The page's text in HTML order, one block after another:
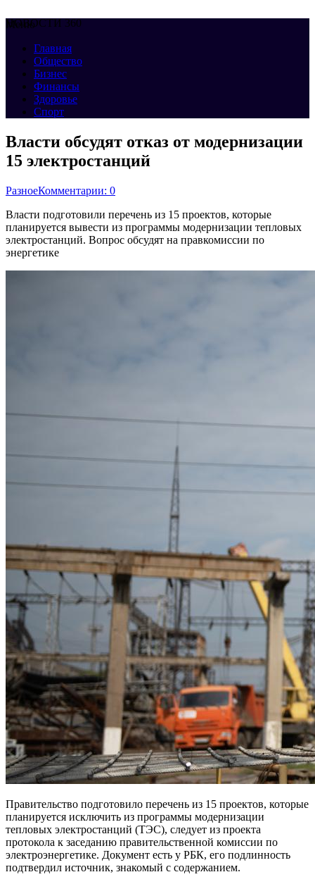
НОВОСТИ 360
Меню
Главная
Общество
Бизнес
Финансы
Здоровье
Спорт
Власти обсудят отказ от модернизации
15 электростанций
РазноеКомментарии: 0
Власти подготовили перечень из 15 проектов, которые
планируется вывести из программы модернизации тепловых
электростанций. Вопрос обсудят на правкомиссии по
энергетике
Правительство подготовило перечень из 15 проектов, которые
планируется исключить из программы модернизации
тепловых электростанций (ТЭС), следует из проекта
протокола к заседанию правительственной комиссии по
электроэнергетике. Документ есть у РБК, его подлинность
подтвердил источник, знакомый с содержанием.